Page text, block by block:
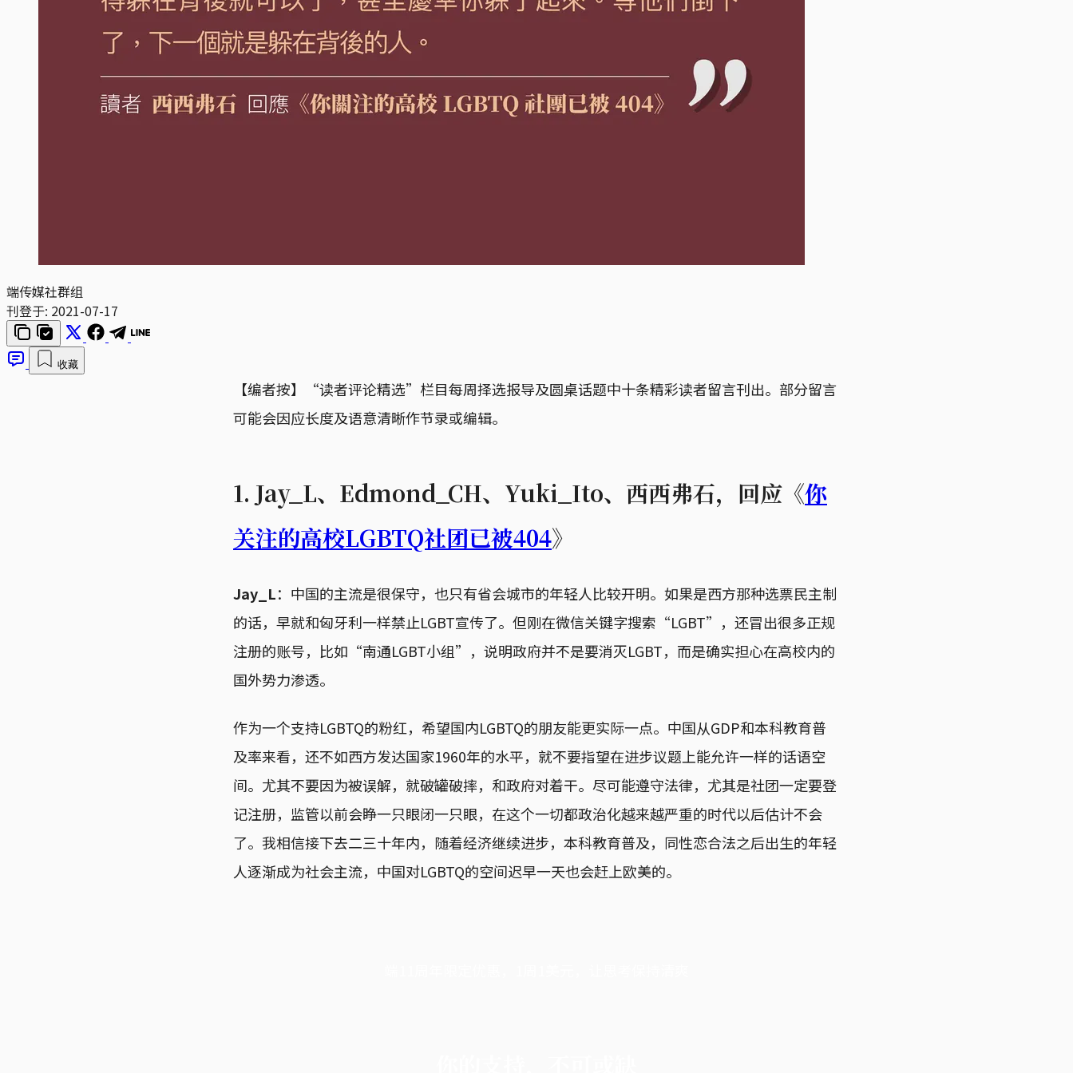
端传媒社群组
刊登于: 2021-07-17
收藏
【编者按】“读者评论精选”栏目每周择选报导及圆桌话题中十条精彩读者留言刊出。部分留言
可能会因应长度及语意清晰作节录或编辑。
1. Jay_L、Edmond_CH、Yuki_Ito、西西弗石，回应《你
关注的高校LGBTQ社团已被404》
Jay_L：中国的主流是很保守，也只有省会城市的年轻人比较开明。如果是西方那种选票民主制
的话，早就和匈牙利一样禁止LGBT宣传了。但刚在微信关键字搜索“LGBT”，还冒出很多正规
注册的账号，比如“南通LGBT小组”，说明政府并不是要消灭LGBT，而是确实担心在高校内的
国外势力渗透。
作为一个支持LGBTQ的粉红，希望国内LGBTQ的朋友能更实际一点。中国从GDP和本科教育普
及率来看，还不如西方发达国家1960年的水平，就不要指望在进步议题上能允许一样的话语空
间。尤其不要因为被误解，就破罐破摔，和政府对着干。尽可能遵守法律，尤其是社团一定要登
记注册，监管以前会睁一只眼闭一只眼，在这个一切都政治化越来越严重的时代以后估计不会
了。我相信接下去二三十年内，随着经济继续进步，本科教育普及，同性恋合法之后出生的年轻
人逐渐成为社会主流，中国对LGBTQ的空间迟早一天也会赶上欧美的。